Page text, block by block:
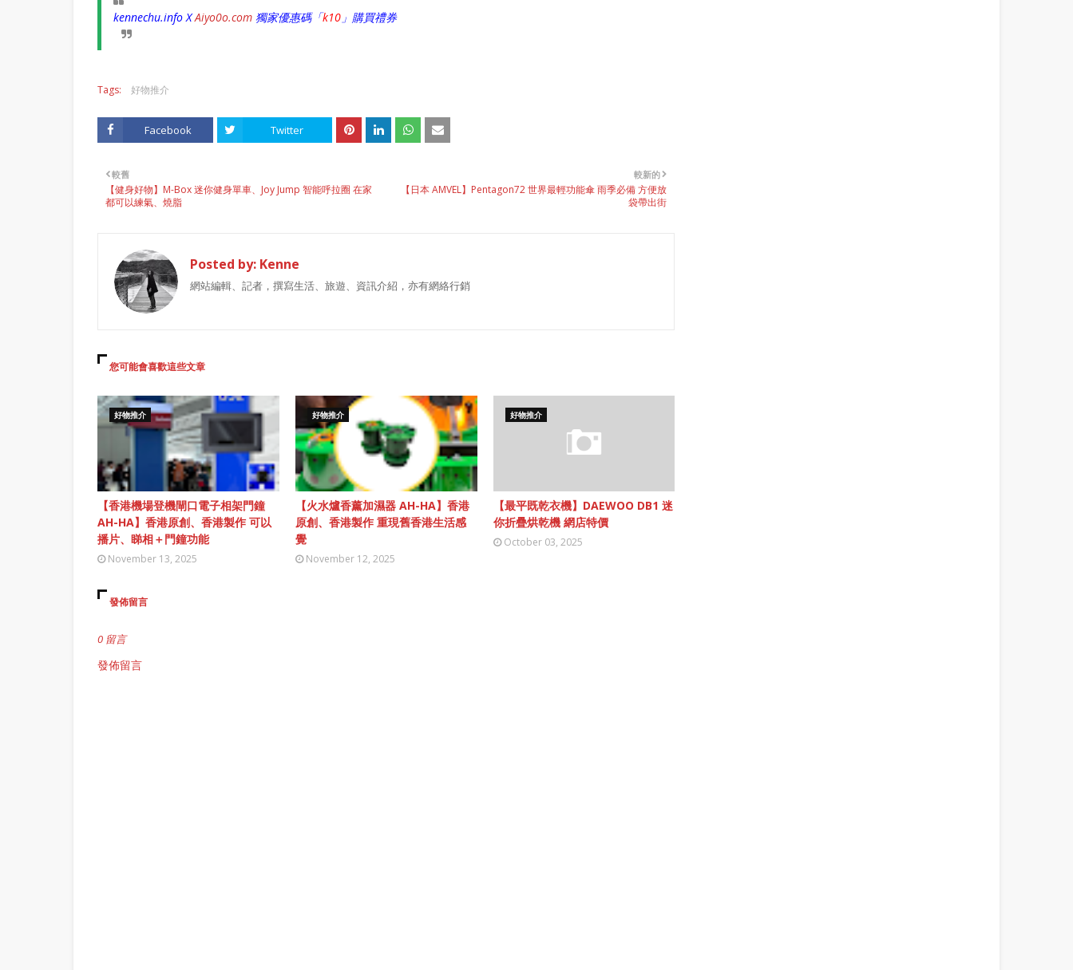
kennechu.info XAiyo0o.com 獨家優惠碼「k10 」購買禮券
Tags: 好物推介
Facebook Twitter
較新的
【日本 AMVEL】Pentagon72 世界最輕功能傘 雨季必備 方便放
袋帶出街
較舊
【健身好物】M-Box 迷你健身單車、Joy Jump 智能呼拉圈 在家
都可以練氣、燒脂
Posted by: Kenne
網站編輯、記者，撰寫生活、旅遊、資訊介紹，亦有網絡行銷
您可能會喜歡這些文章
好物推介
【香港機場登機閘口電子相架門鐘
AH-HA】香港原創、香港製作 可以
播片、睇相＋門鐘功能
November 13, 2025
好物推介
【火水爐香薰加濕器 AH-HA】香港
原創、香港製作 重現舊香港生活感
覺
November 12, 2025
好物推介
【最平既乾衣機】DAEWOO DB1 迷
你折疊烘乾機 網店特價
October 03, 2025
發佈留言
0 留言
發佈留言